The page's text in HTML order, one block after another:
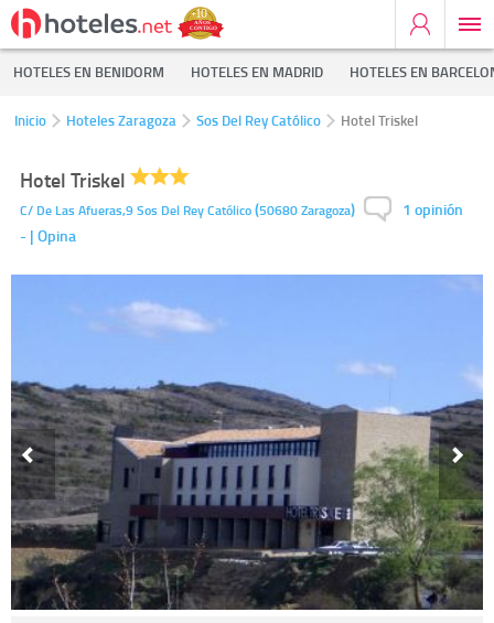
HOTELES EN BENIDORM HOTELES EN MADRID HOTELES EN
Inicio Hoteles Zaragoza Sos Del Rey Católico Hotel Triskel
Hotel Triskel
C/ De Las Afueras,9Sos Del Rey Católico(50680Zaragoza) 1 opinión
- | Opina